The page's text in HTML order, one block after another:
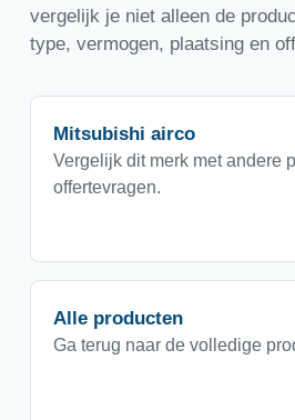
vergelijk je niet alleen de
type, vermogen, plaatsing en
Mitsubishi airco
Vergelijk dit merk met andere
offertevragen.
Alle producten
Ga terug naar de volledige